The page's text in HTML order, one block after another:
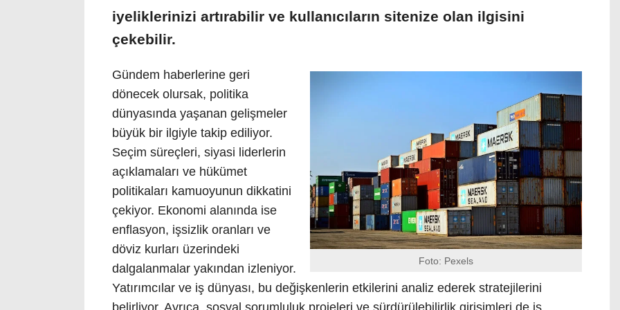
iyeliklerinizi artırabilir ve kullanıcıların sitenize olan ilgisini
çekebilir.
Foto: Pexels
Gündem haberlerine geri
dönecek olursak, politika
dünyasında yaşanan gelişmeler
büyük bir ilgiyle takip ediliyor.
Seçim süreçleri, siyasi liderlerin
açıklamaları ve hükümet
politikaları kamuoyunun dikkatini
çekiyor. Ekonomi alanında ise
enflasyon, işsizlik oranları ve
döviz kurları üzerindeki
dalgalanmalar yakından izleniyor.
Yatırımcılar ve iş dünyası, bu değişkenlerin etkilerini analiz ederek stratejilerini
belirliyor. Ayrıca, sosyal sorumluluk projeleri ve sürdürülebilirlik girişimleri de iş